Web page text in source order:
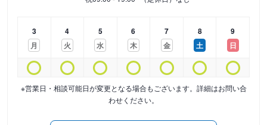
3
月
4
火
5
水
6
木
7
金
8
土
9
日
※営業日・相談可能日が変更となる場合もございます。詳細はお問い合
わせください。